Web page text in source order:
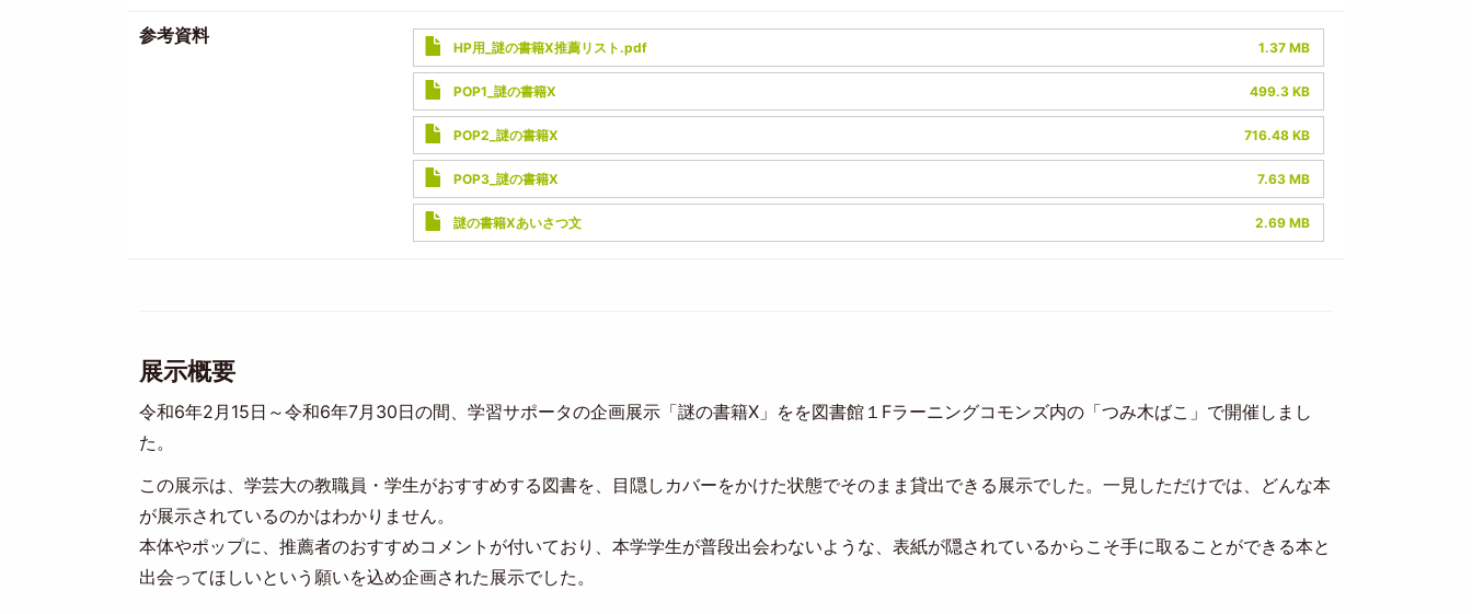
参考資料 Document
HP用_謎の書籍X推薦リスト.pdf 1.37 MB
Document
POP1_謎の書籍X 499.3 KB
Document
POP2_謎の書籍X 716.48 KB
Document
POP3_謎の書籍X 7.63 MB
Document
謎の書籍Xあいさつ文 2.69 MB
展示概要
令和6年2月15日～令和6年7月30日の間、学習サポータの企画展示「謎の書籍X」をを図書館１Fラーニングコモンズ内の「つみ木ばこ」で開催しまし
た。
この展示は、学芸大の教職員・学生がおすすめする図書を、目隠しカバーをかけた状態でそのまま貸出できる展示でした。一見しただけでは、どんな本
が展示されているのかはわかりません。
本体やポップに、推薦者のおすすめコメントが付いており、本学学生が普段出会わないような、表紙が隠されているからこそ手に取ることができる本と
出会ってほしいという願いを込め企画された展示でした。